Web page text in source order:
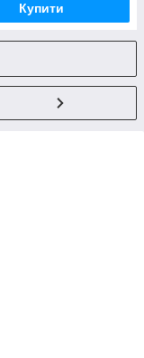
Купити